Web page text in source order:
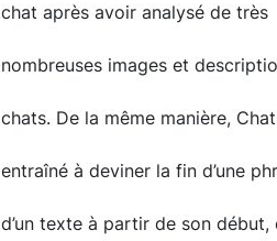
chat après avoir analysé de très
nombreuses images et
chats. De la même manière,
entraîné à deviner la fin d’une
d’un texte à partir de son début,